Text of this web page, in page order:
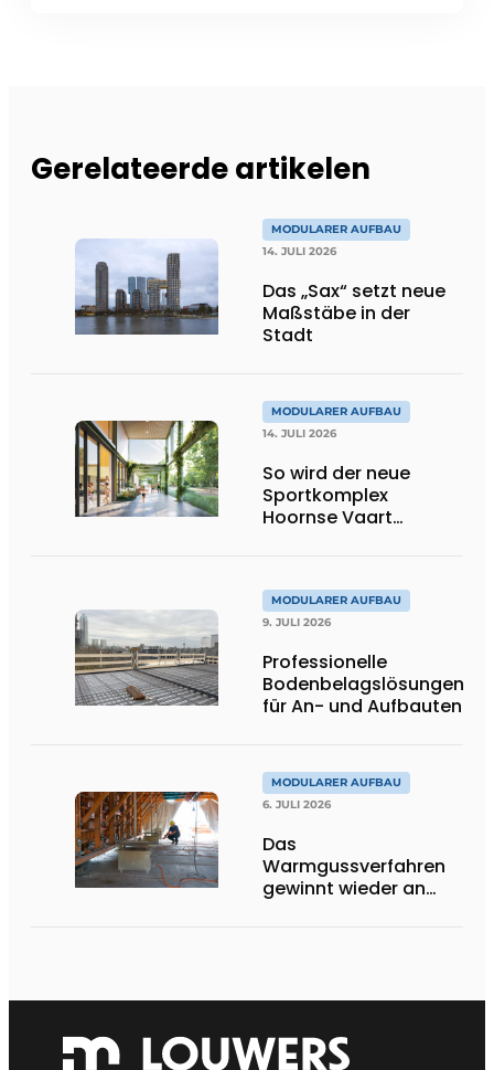
Gerelateerde artikelen
MODULARER AUFBAU
14. JULI 2026
Das „Sax“ setzt neue
Maßstäbe in der
Stadt
MODULARER AUFBAU
14. JULI 2026
So wird der neue
Sportkomplex
Hoornse Vaart
MODULARER AUFBAU
9. JULI 2026
Professionelle
Bodenbelagslösungen
für An- und Aufbauten
MODULARER AUFBAU
6. JULI 2026
Das
Warmgussverfahren
gewinnt wieder an